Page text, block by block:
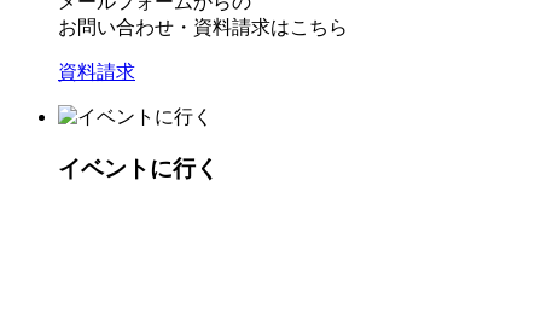
お問い合わせ・資料請求はこちら
資料請求
イベントに行く